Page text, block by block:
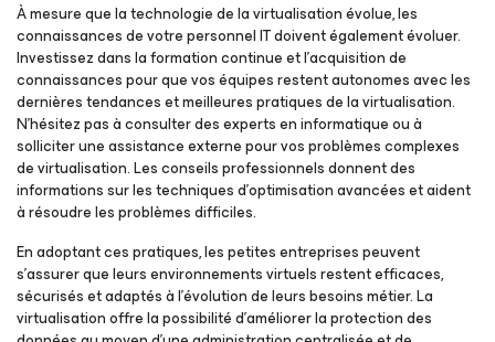
À mesure que la technologie de la virtualisation évolue, les
connaissances de votre personnel IT doivent également évoluer.
Investissez dans la formation continue et l’acquisition de
connaissances pour que vos équipes restent autonomes avec les
dernières tendances et meilleures pratiques de la virtualisation.
N’hésitez pas à consulter des experts en informatique ou à
solliciter une assistance externe pour vos problèmes complexes
de virtualisation. Les conseils professionnels donnent des
informations sur les techniques d’optimisation avancées et aident
à résoudre les problèmes difficiles.
En adoptant ces pratiques, les petites entreprises peuvent
s’assurer que leurs environnements virtuels restent efficaces,
sécurisés et adaptés à l’évolution de leurs besoins métier. La
virtualisation offre la possibilité d’améliorer la protection des